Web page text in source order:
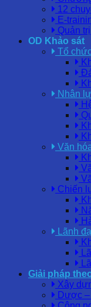
12
E-
Quản
OD Khảo sát
Tổ
Nhân
Văn
Chiến
Lãnh
Giải pháp
Xây
Dược